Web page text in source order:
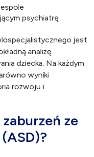
psychiatrę
jest
analizę
dziecka. Na każdym
wyniki
rozwoju i
ze